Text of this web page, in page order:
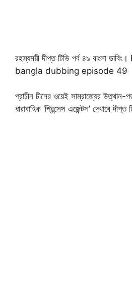
রহস্যময়ী দীপ্ত টিভি পর্ব ৪৯ বাংলা
bangla dubbing episode 49
প্রাচীন চীনের ওয়েই সাম্রাজ্যের উত্থান-
ধারাবাহিক ‘প্রিন্সেস এজেন্টস’ দেখাবে